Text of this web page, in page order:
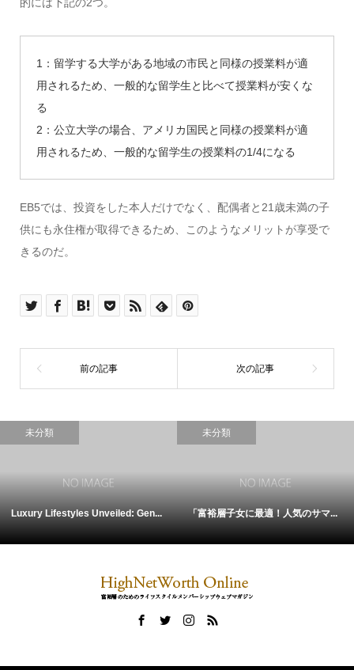
1：留学する大学がある地域の市民と同様の授業料が適
用されるため、一般的な留学生と比べて授業料が安くな
る
2：公立大学の場合、アメリカ国民と同様の授業料が適
用されるため、一般的な留学生の授業料の1/4になる
EB5では、投資をした本人だけでなく、配偶者と21歳未満の子
供にも永住権が取得できるため、このようなメリットが享受で
きるのだ。
未分類
Luxury Lifestyles Unveiled: Gen...
未分類
「富裕層子女に最適！人気のサマ...